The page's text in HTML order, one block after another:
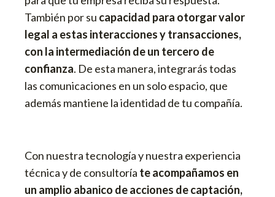
También por su capacidad para otorgar valor
legal a estas interacciones y transacciones,
con la intermediación de un tercero de
confianza. De esta manera, integrarás todas
las comunicaciones en un solo espacio, que
además mantiene la identidad de tu compañía.
Con nuestra tecnología y nuestra experiencia
técnica y de consultoría te acompañamos en
un amplio abanico de acciones de captación,